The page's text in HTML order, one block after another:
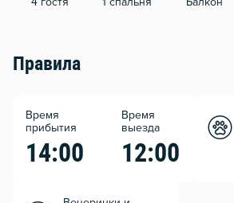
4 гостя 1 спальня Балкон
Правила
Время
прибытия
14:00
Время
выезда
12:00